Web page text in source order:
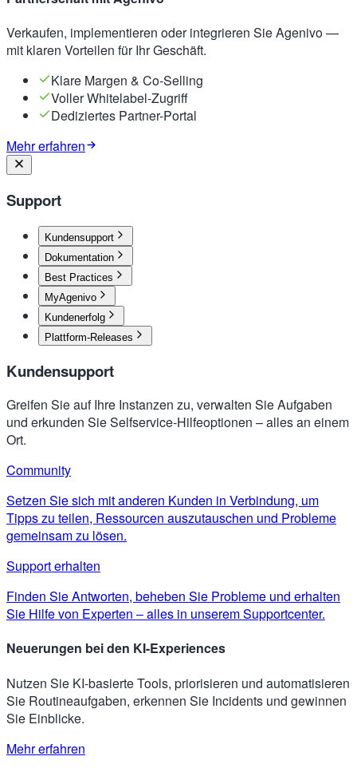
Verkaufen, implementieren oder integrieren Sie Agenivo —
mit klaren Vorteilen für Ihr Geschäft.
Klare Margen & Co-Selling
Voller Whitelabel-Zugriff
Dediziertes Partner-Portal
Mehr erfahren
Support
Kundensupport
Dokumentation
Best Practices
MyAgenivo
Kundenerfolg
Plattform-Releases
Kundensupport
Greifen Sie auf Ihre Instanzen zu, verwalten Sie Aufgaben
und erkunden Sie Selfservice-Hilfeoptionen – alles an einem
Ort.
Community
Setzen Sie sich mit anderen Kunden in Verbindung, um
Tipps zu teilen, Ressourcen auszutauschen und Probleme
gemeinsam zu lösen.
Support erhalten
Finden Sie Antworten, beheben Sie Probleme und erhalten
Sie Hilfe von Experten – alles in unserem Supportcenter.
Neuerungen bei den KI-Experiences
Nutzen Sie KI-basierte Tools, priorisieren und automatisieren
Sie Routineaufgaben, erkennen Sie Incidents und gewinnen
Sie Einblicke.
Mehr erfahren